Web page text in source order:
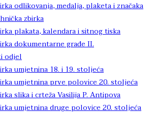
odlikovanja, medalja, plaketa i značaka
zbirka
plakata, kalendara i sitnog tiska
dokumentarne građe II.
odjel
umjetnina 18. i 19. stoljeća
umjetnina prve polovice 20. stoljeća
slika i crteža Vasilija P. Antipova
umjetnina druge polovice 20. stoljeća